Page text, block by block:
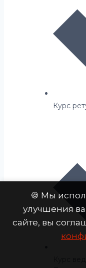
Курс
Курс
🍪 Мы
улучшения
сайте, вы